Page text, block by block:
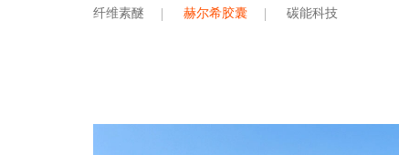
纤维素醚 赫尔希胶囊 碳能科技